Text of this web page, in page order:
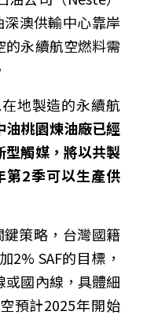
澳供輸中心靠岸
的永續航空燃料需
地製造的永續航
油桃園煉油廠已經
型觸媒，將以共製
第2季可以生產供
鍵策略，台灣國籍
2% SAF的目標，
國內線，具體細
預計2025年開始